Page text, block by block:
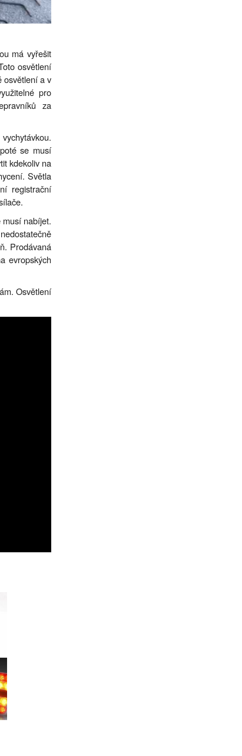
má vyřešit
osvětlení
osvětlení a v
pro
za
se musí
kdekoliv na
Světla
registrační
musí nabíjet.
Prodávaná
evropských
Osvětlení